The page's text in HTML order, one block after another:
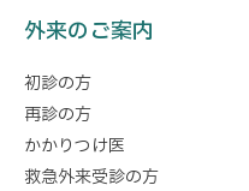
外来のご案内
初診の方
再診の方
かかりつけ医
救急外来受診の方